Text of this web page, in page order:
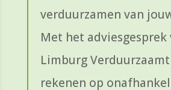
verduurzamen van
Met het adviesgesprek
Limburg
rekenen op